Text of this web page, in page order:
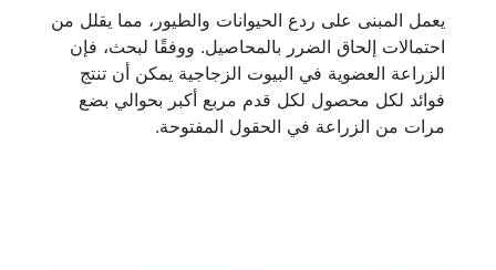
يعمل المبنى على ردع الحيوانات والطيور، مما يقلل من
احتمالات إلحاق الضرر بالمحاصيل. ووفقًا لبحث، فإن
الزراعة العضوية في البيوت الزجاجية يمكن أن تنتج
فوائد لكل محصول لكل قدم مربع أكبر بحوالي بضع
مرات من الزراعة في الحقول المفتوحة.